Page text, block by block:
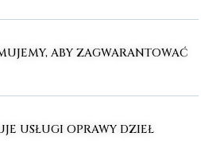
ABY ZAGWARANTOWAĆ
USŁUGI OPRAWY DZIEŁ